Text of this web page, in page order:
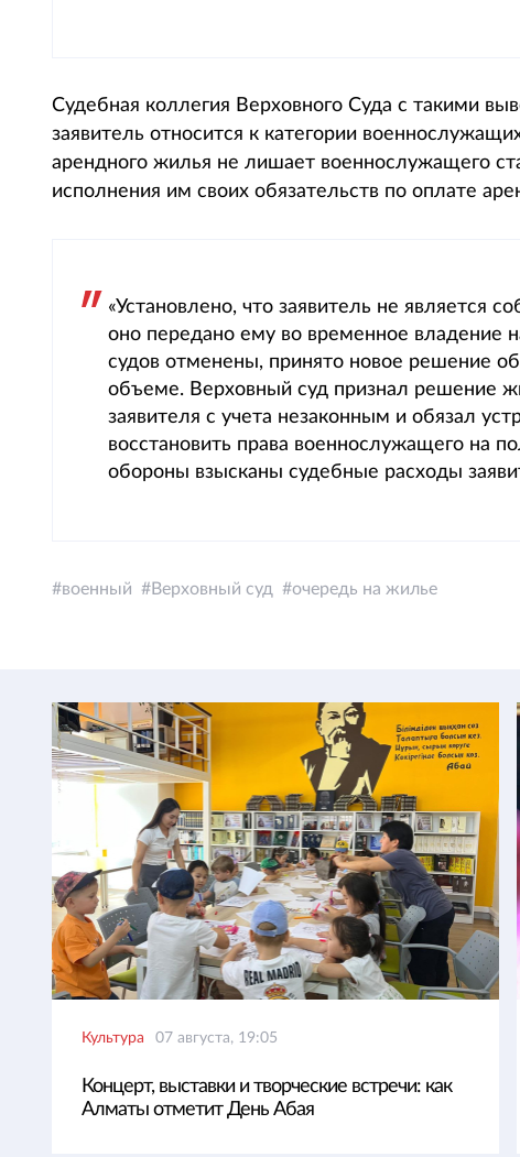
Судебная коллегия Верховного Суда с такими
заявитель относится к категории
арендного жилья не лишает военнослужащего
исполнения им своих обязательств по оплате
«Установлено, что заявитель не является
оно передано ему во временное владение
судов отменены, принято новое решение
объеме. Верховный суд признал решение
заявителя с учета незаконным и обязал
восстановить права военнослужащего на
обороны взысканы судебные расходы
военный Верховный суд очередь на жилье
Культура 07 августа, 19:05
Концерт, выставки и творческие встречи: как
Алматы отметит День Абая